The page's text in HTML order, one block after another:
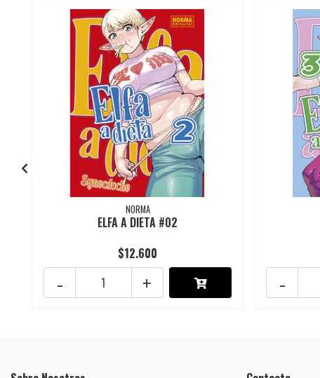
NORMA
ELFA A DIETA #02
$12.600
+
- -